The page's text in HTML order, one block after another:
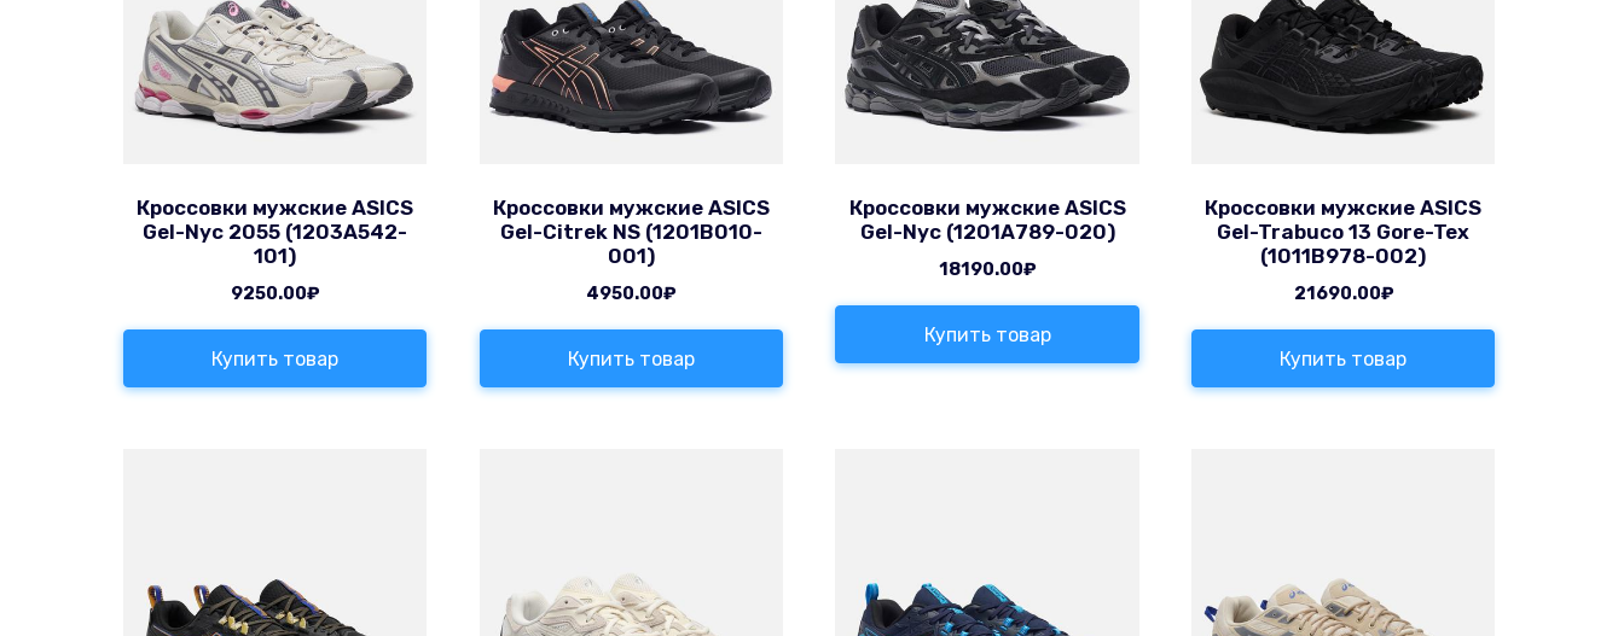
Кроссовки мужские ASICS
Gel-Nyc 2055 (1203A542-
101)
9250.00₽
Купить товар
Кроссовки мужские ASICS
Gel-Citrek NS (1201B010-
001)
4950.00₽
Купить товар
Кроссовки мужские ASICS
Gel-Nyc (1201A789-020)
18190.00₽
Купить товар
Кроссовки мужские ASICS
Gel-Trabuco 13 Gore-Tex
(1011B978-002)
21690.00₽
Купить товар